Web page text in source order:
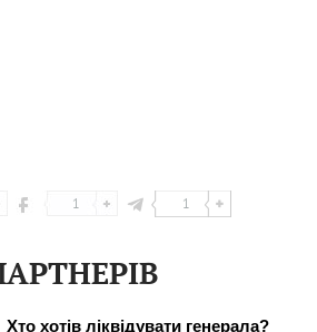
1 1